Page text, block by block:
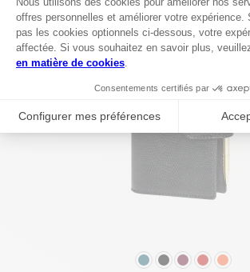
COULEUR